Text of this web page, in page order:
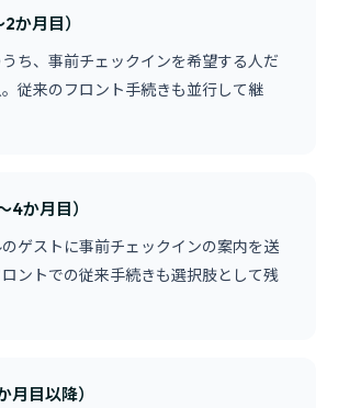
か月目）
ち、事前チェックインを希望する人だ
従来のフロント手続きも並行して継
4か月目）
ゲストに事前チェックインの案内を送
ントでの従来手続きも選択肢として残
月目以降）